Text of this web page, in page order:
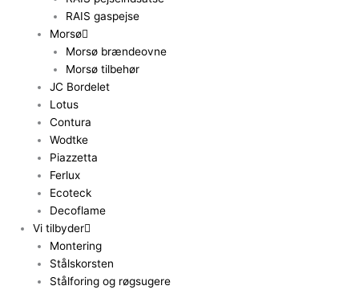
RAIS gaspejse
Morsø
Morsø brændeovne
Morsø tilbehør
JC Bordelet
Lotus
Contura
Wodtke
Piazzetta
Ferlux
Ecoteck
Decoflame
Vi tilbyder
Montering
Stålskorsten
Stålforing og røgsugere